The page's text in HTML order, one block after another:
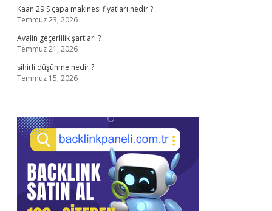
Kaan 29 S çapa makinesi fiyatları nedir ?
Temmuz 23, 2026
Avalin geçerlilik şartları ?
Temmuz 21, 2026
sihirli düşünme nedir ?
Temmuz 15, 2026